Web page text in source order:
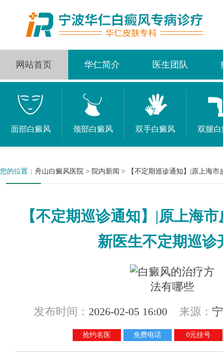
网站首页 华仁简介 医生团队
面部白癜风 颈部白癜风 双手白癜风 双腿
您的位置： 舟山白癜风医院 > 院内新闻 > 【不定期巡诊通知】|原上海
【不定期巡诊通知】|原上海
新医生不定期巡诊
发布时间： 2026-02-05 16:00 来源：
抢约名医 免费电话 0元挂号